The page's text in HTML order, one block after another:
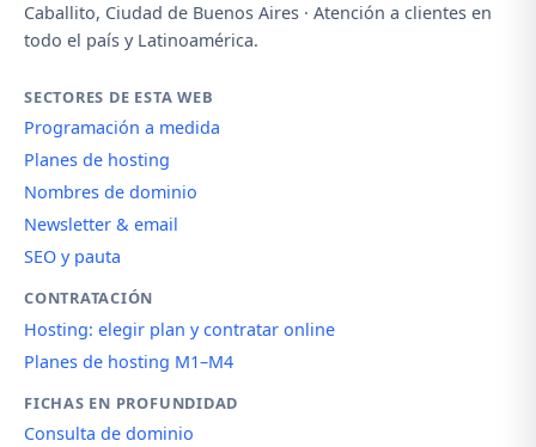
Caballito, Ciudad de Buenos Aires · Atención a clientes en
todo el país y Latinoamérica.
SECTORES DE ESTA WEB
Programación a medida
Planes de hosting
Nombres de dominio
Newsletter & email
SEO y pauta
CONTRATACIÓN
Hosting: elegir plan y contratar online
Planes de hosting M1–M4
FICHAS EN PROFUNDIDAD
Consulta de dominio